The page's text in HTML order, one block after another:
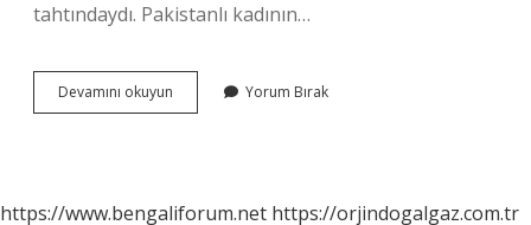
tahtındaydı. Pakistanlı kadının…
Devamını okuyun Dünyada
En
Yorum Bırak
https://www.bengaliforum.net https://orjindogalgaz.com.tr